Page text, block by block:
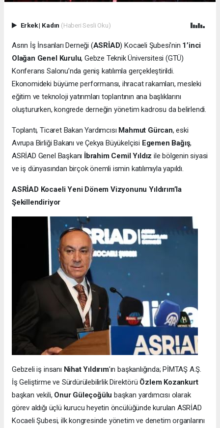
Erkek| Kadın (Haberi Sesli Oku)
Asrın İş İnsanları Derneği (ASRİAD) Kocaeli Şubesi’nin 1’inci
Olağan Genel Kurulu, Gebze Teknik Üniversitesi (GTÜ)
Konferans Salonu’nda geniş katılımla gerçekleştirildi.
Ekonomideki büyüme performansı, ihracat rakamları, mesleki
eğitim ve teknoloji yatırımları toplantının ana başlıklarını
oluştururken, kongrede derneğin yönetim kadrosu da belirlendi.
Toplantı, Ticaret Bakan Yardımcısı Mahmut Gürcan, eski
Avrupa Birliği Bakanı ve Çekya Büyükelçisi Egemen Bağış,
ASRİAD Genel Başkanı İbrahim Cemil Yıldız ile bölgenin siyasi
ve iş dünyasından birçok önemli ismin katılımıyla yapıldı.
ASRİAD Kocaeli Yeni Dönem Vizyonunu Yıldırım’la
Şekillendiriyor
Gebzeli iş insanı Nihat Yıldırım’ın başkanlığında; PİMTAŞ A.Ş.
İş Geliştirme ve Sürdürülebilirlik Direktörü Özlem Kozankurt
başkan vekili, Onur Güleçoğülu başkan yardımcısı olarak
görev aldığı üçlü kurucu heyetin öncülüğünde kurulan ASRİAD
Kocaeli Şubesi, ilk kongresinde yönetim ve denetim organlarını